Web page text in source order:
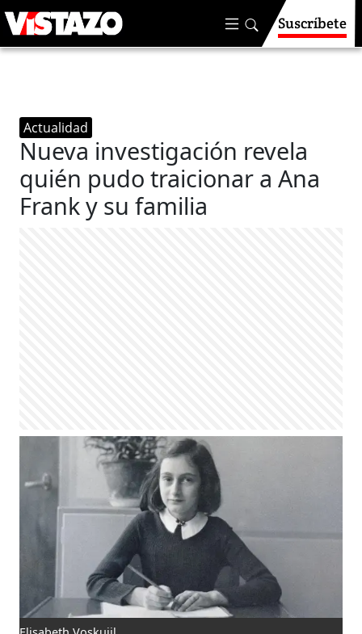
Suscríbete
Actualidad
Nueva investigación revela
quién pudo traicionar a Ana
Frank y su familia